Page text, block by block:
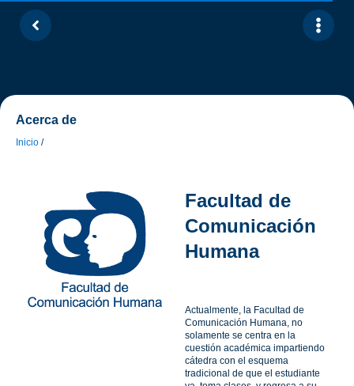
Acerca de
Inicio /
Facultad de
Comunicación
Humana
Actualmente, la Facultad de
Comunicación Humana, no
solamente se centra en la
cuestión académica impartiendo
cátedra con el esquema
tradicional de que el estudiante